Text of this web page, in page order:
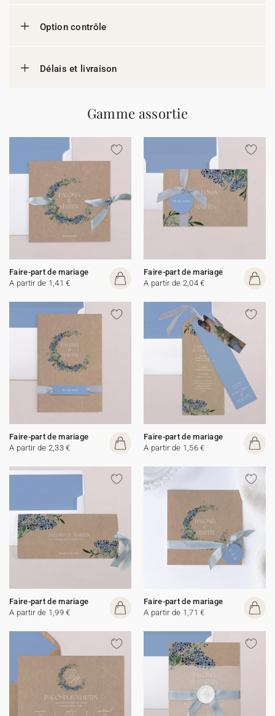
Option contrôle
Délais et livraison
Gamme assortie
Faire-part de mariage
A partir de 1,41 €
Faire-part de mariage
A partir de 2,04 €
Faire-part de mariage
A partir de 2,33 €
Faire-part de mariage
A partir de 1,56 €
Faire-part de mariage
A partir de 1,99 €
Faire-part de mariage
A partir de 1,71 €